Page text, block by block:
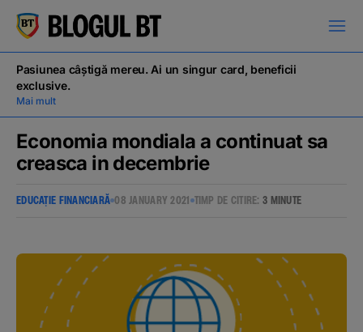
кириллица
BT Pay
Evenimente
Pasiunea câștigă mereu. Ai un singur card, beneficii
exclusive.
Mai mult
Economia mondiala a continuat sa
creasca in decembrie
EDUCAȚIE FINANCIARĂ 08 JANUARY 2021 TIMP DE CITIRE:3 MINUTE